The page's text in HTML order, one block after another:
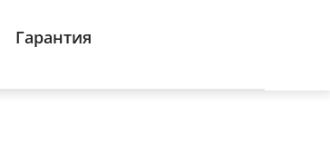
Гарантия